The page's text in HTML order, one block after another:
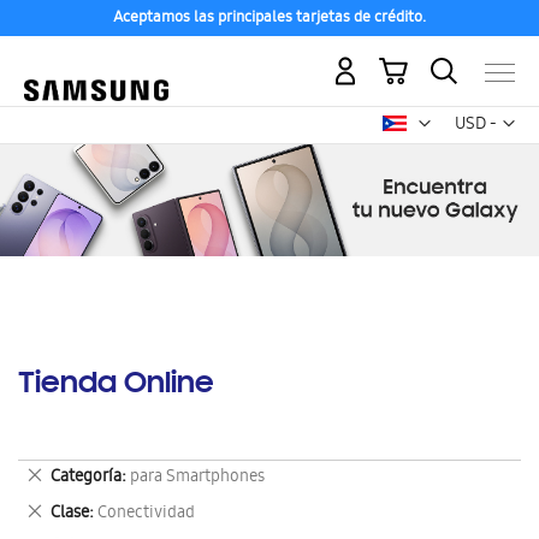
Aceptamos las principales tarjetas de crédito.
USD -
dólar
Mi carrito
Tienda Online
Categoría para Smartphones
Eliminar
este
artículo
Clase Conectividad
Eliminar